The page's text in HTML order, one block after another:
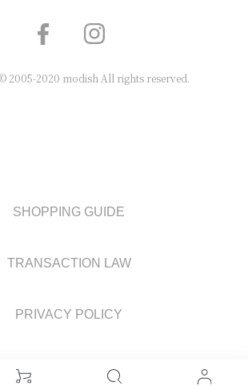
2005-2020 modish All rights reserved.
SHOPPING GUIDE
TRANSACTION LAW
PRIVACY POLICY